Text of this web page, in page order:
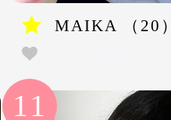
MAIKA （20）